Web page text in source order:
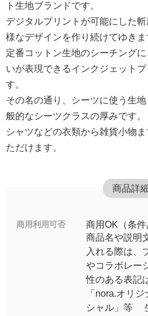
ト生地ブランドです。
デジタルプリントが可能にした
様なデザインを作り続けてゆきま
定番コットン生地のシーチング
いが表現できるインクジェット
す。
その名の通り、シーツに使う生
般的なシーツクラスの厚みです。
シャツなどの衣類から雑貨小物
ただけます。
商品詳
商用利用可否
商用OK（条件
商品名や説明
入れる際は、
やコラボレー
性のある表記
「nora.オリ
シャル」等